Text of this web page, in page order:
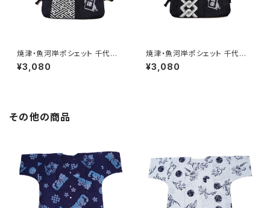
焼津・魚河岸ポシェット 千代掛
けポーチ 【千社札紗綾形 焼津】
チャック付き デニム素材 日本製
¥3,080
焼津・魚河岸ポシェット 千代掛
けポーチ 【千社札吉原繋ぎ 魚
河岸】チャック付き デニム素材
¥3,080
その他の商品